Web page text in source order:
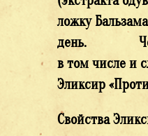
ложку
день. Через
в том числе и
Эликсир
Свойства